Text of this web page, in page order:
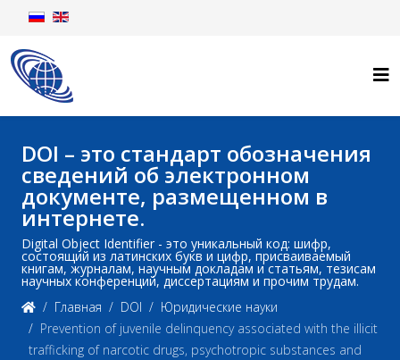
DOI – это стандарт обозначения
сведений об электронном
документе, размещенном в
интернете.
Digital Object Identifier - это уникальный код: шифр,
состоящий из латинских букв и цифр, присваиваемый
книгам, журналам, научным докладам и статьям, тезисам
научных конференций, диссертациям и прочим трудам.
Главная
DOI
Юридические науки
Prevention of juvenile delinquency associated with the illicit
trafficking of narcotic drugs, psychotropic substances and